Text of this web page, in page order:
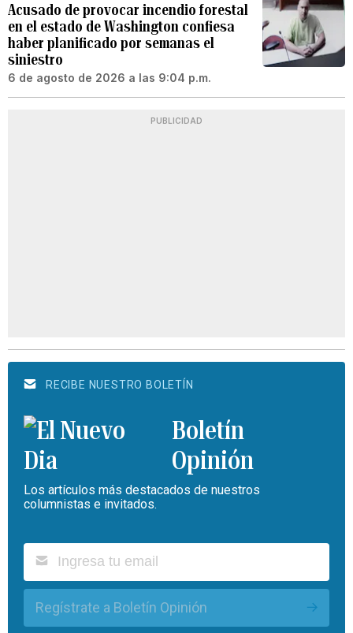
Acusado de provocar incendio forestal
en el estado de Washington confiesa
haber planificado por semanas el
siniestro
6 de agosto de 2026 a las 9:04 p.m.
PUBLICIDAD
RECIBE NUESTRO BOLETÍN
Boletín
Opinión
Los artículos más destacados de nuestros
columnistas e invitados.
Regístrate a Boletín Opinión